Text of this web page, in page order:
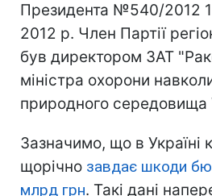
Президента №540/2012
2012 р. Член Партії
був директором ЗАТ
міністра охорони
природного середовища
Зазначимо, що в Україні
щорічно завдає шкоди
млрд грн. Такі дані